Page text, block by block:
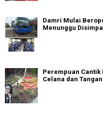
Damri Mulai
Menunggu
Perempuan Cantik
Celana dan